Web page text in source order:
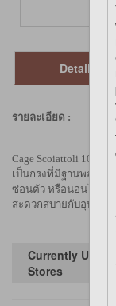
Details
รายละเอียด :
Cage Scoiattoli 100 kd
เป็นกรงที่มีฐานพลาสติก
ซ่อนตัว หรือนอนได้
สะดวกสบายกับอุปกร
Currently
Stores